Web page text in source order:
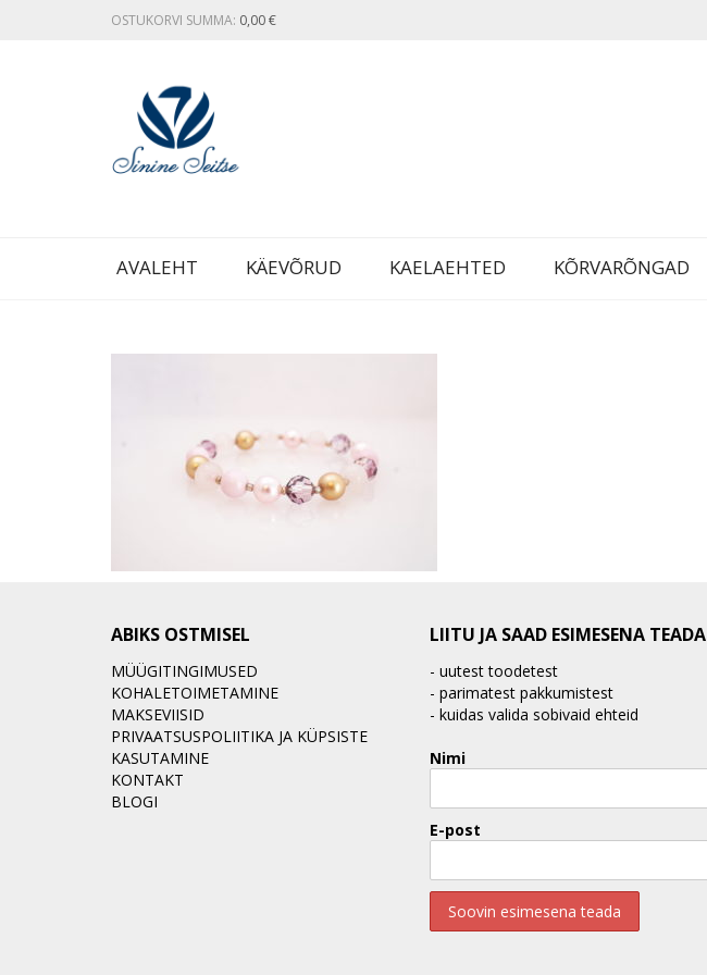
OSTUKORVI SUMMA: 0,00€
AVALEHT KÄEVÕRUD KAELAEHTED KÕRVARÕNGAD
ABIKS OSTMISEL
MÜÜGITINGIMUSED
KOHALETOIMETAMINE
MAKSEVIISID
PRIVAATSUSPOLIITIKA JA KÜPSISTE
KASUTAMINE
KONTAKT
BLOGI
LIITU JA SAAD ESIMESENA TEADA
- uutest toodetest
- parimatest pakkumistest
- kuidas valida sobivaid ehteid
Nimi
E-post